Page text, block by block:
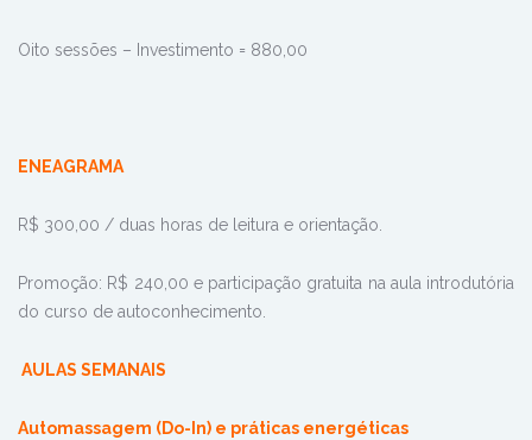
Oito sessões – Investimento = 880,00
ENEAGRAMA
R$ 300,00 / duas horas de leitura e orientação.
Promoção: R$ 240,00 e participação gratuita na aula introdutória
do curso de autoconhecimento.
AULAS SEMANAIS
Automassagem (Do-In) e práticas energéticas